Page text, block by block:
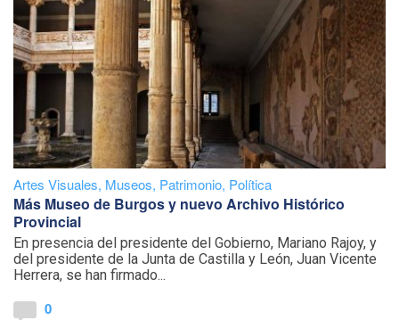
Artes Visuales, Museos, Patrimonio, Política
Más Museo de Burgos y nuevo Archivo Histórico
Provincial
En presencia del presidente del Gobierno, Mariano Rajoy, y
del presidente de la Junta de Castilla y León, Juan Vicente
Herrera, se han firmado...
0